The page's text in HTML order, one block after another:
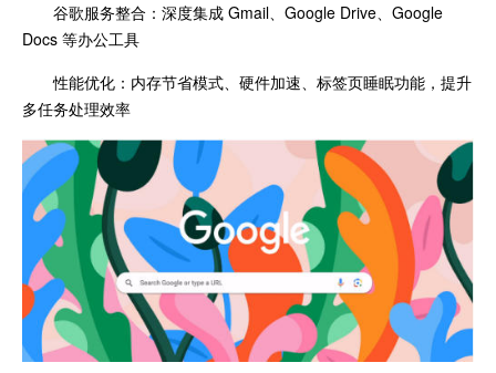
谷歌服务整合：深度集成 Gmail、Google Drive、Google
Docs 等办公工具
性能优化：内存节省模式、硬件加速、标签页睡眠功能，提升
多任务处理效率